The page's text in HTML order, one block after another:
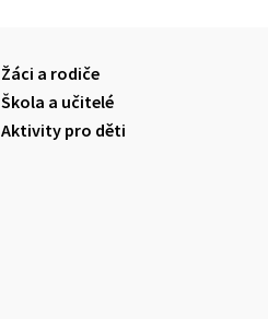
Žáci a rodiče
Škola a učitelé
Aktivity pro děti